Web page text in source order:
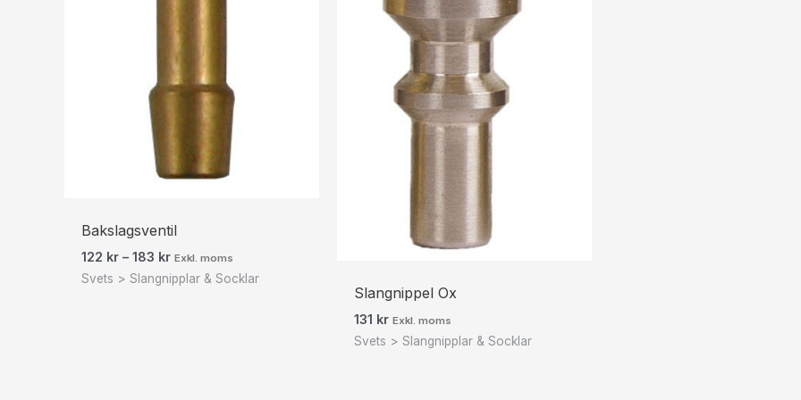
Bakslagsventil
122 kr – 183 kr Exkl. moms
Svets > Slangnipplar & Socklar
Slangnippel Ox
131 kr Exkl. moms
Svets > Slangnipplar & Socklar